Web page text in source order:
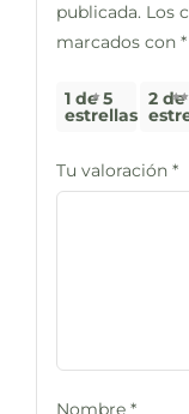
publicada. Los
marcados con *
1 de 5
estrellas
2 de
Tu valoración *
Nombre *